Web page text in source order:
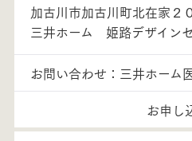
加古川市加古川町北在家２
三井ホーム 姫路デザイン
お問い合わせ：三井ホーム
お申し